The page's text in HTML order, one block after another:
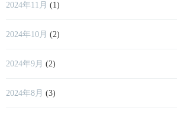
2024年11月 (1)
2024年10月 (2)
2024年9月 (2)
2024年8月 (3)